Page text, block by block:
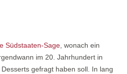
Südstaaten-Sage, wonach ein
im 20. Jahrhundert in
gefragt haben soll. In lang